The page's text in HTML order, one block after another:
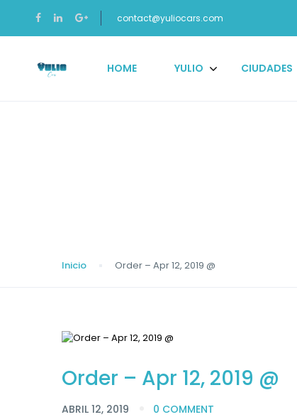
contact@yuliocars.com
HOME YULIO CIUDADES
Inicio Order – Apr 12, 2019 @
Order – Apr 12, 2019 @
ABRIL 12, 2019 0 COMMENT